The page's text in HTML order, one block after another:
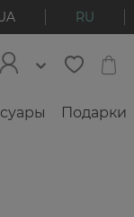
RU
Подарки